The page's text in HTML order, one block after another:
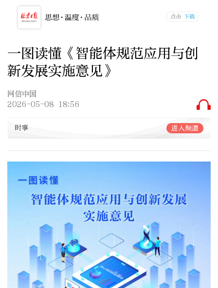
一图读懂《智能体规范应用与创
新发展实施意见》
网信中国
2026-05-08 18:56
时事 进入频道